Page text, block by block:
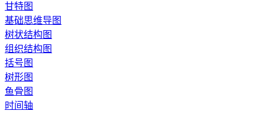
甘特图
基础思维导图
树状结构图
组织结构图
括号图
树形图
鱼骨图
时间轴